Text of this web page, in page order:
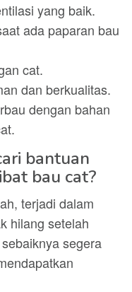
yang baik.
ada paparan bau
cat.
dan berkualitas.
dengan bahan
bantuan
bau cat?
terjadi dalam
hilang setelah
segera